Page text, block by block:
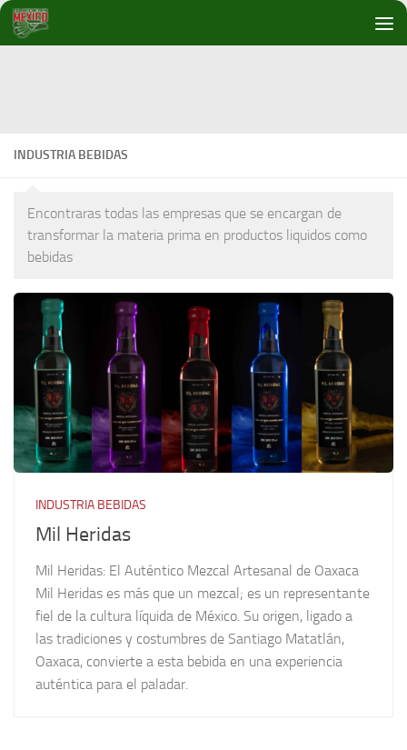
Debajo del contenido
INDUSTRIA BEBIDAS
Encontraras todas las empresas que se encargan de
transformar la materia prima en productos liquidos como
bebidas
INDUSTRIA BEBIDAS
Mil Heridas
Mil Heridas: El Auténtico Mezcal Artesanal de Oaxaca
Mil Heridas es más que un mezcal; es un representante
fiel de la cultura líquida de México. Su origen, ligado a
las tradiciones y costumbres de Santiago Matatlán,
Oaxaca, convierte a esta bebida en una experiencia
auténtica para el paladar.